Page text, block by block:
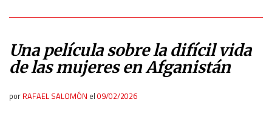
Una película sobre la difícil vida
de las mujeres en Afganistán
por RAFAEL SALOMÓN el 09/02/2026